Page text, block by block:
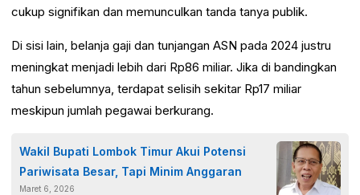
cukup signifikan dan memunculkan tanda tanya publik.
Di sisi lain, belanja gaji dan tunjangan ASN pada 2024 justru
meningkat menjadi lebih dari Rp86 miliar. Jika di bandingkan
tahun sebelumnya, terdapat selisih sekitar Rp17 miliar
meskipun jumlah pegawai berkurang.
Wakil Bupati Lombok Timur Akui Potensi
Pariwisata Besar, Tapi Minim Anggaran
Maret 6, 2026